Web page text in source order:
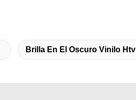
Brilla En El Oscuro Vinilo Htv